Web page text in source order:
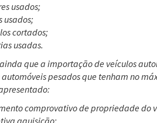
usados;
usados;
cortados;
usadas.
que a importação de veículos
automóveis pesados que tenham no
comprovativo de propriedade do
aquisição;